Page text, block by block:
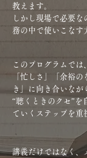
教えます。
しかし現場で必要な
務の中で使いこなす
このプログラムでは
「忙しさ」「余裕
き」に向き合いなが
“聴くときのクセ”を
ていくステップを重
講義だけではなく、